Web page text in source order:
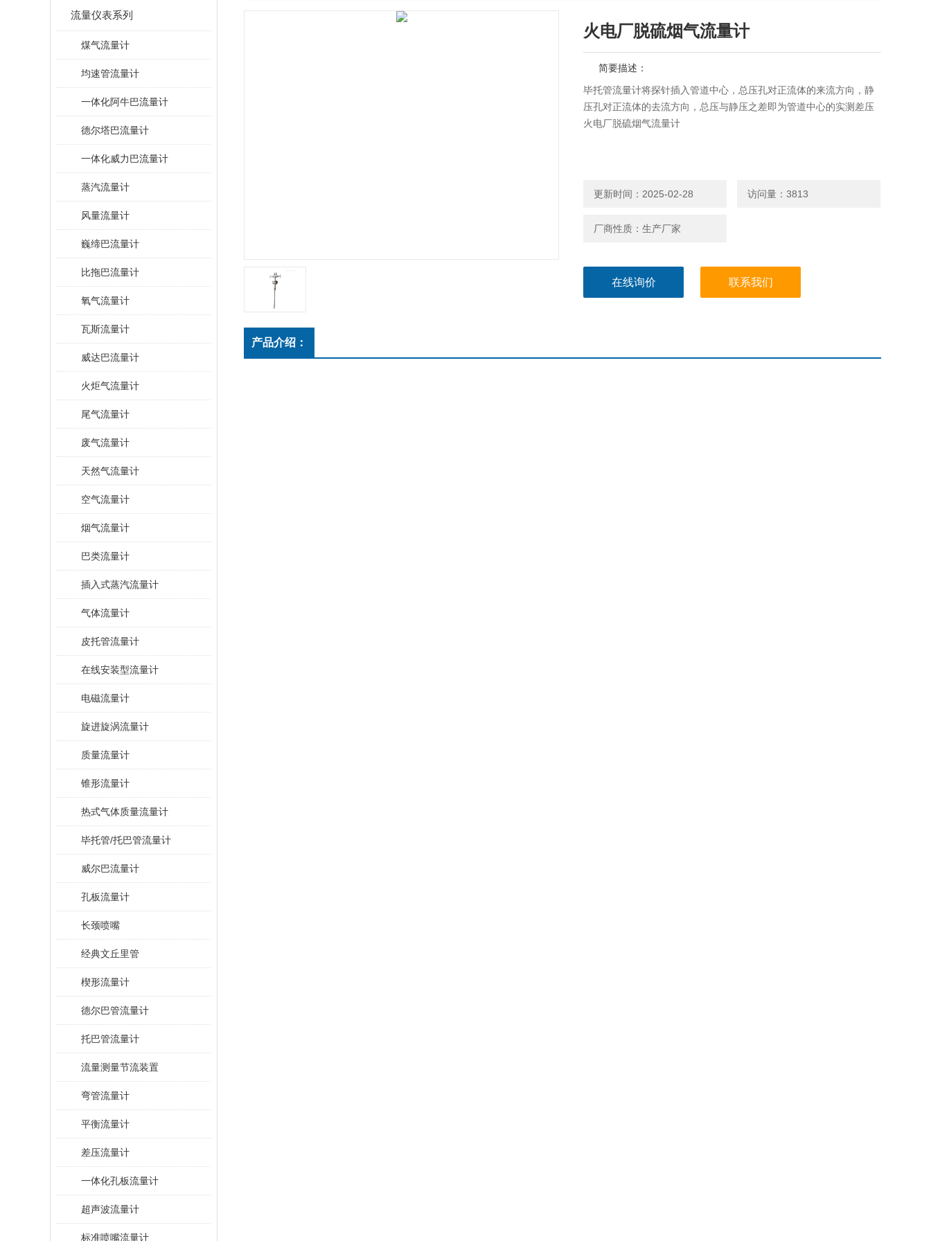
流量仪表系列
煤气流量计
均速管流量计
一体化阿牛巴流量计
德尔塔巴流量计
一体化威力巴流量计
蒸汽流量计
风量流量计
巍缔巴流量计
比拖巴流量计
氧气流量计
瓦斯流量计
威达巴流量计
火炬气流量计
尾气流量计
废气流量计
天然气流量计
空气流量计
烟气流量计
巴类流量计
插入式蒸汽流量计
气体流量计
皮托管流量计
在线安装型流量计
电磁流量计
旋进旋涡流量计
质量流量计
锥形流量计
热式气体质量流量计
毕托管/托巴管流量计
威尔巴流量计
孔板流量计
长颈喷嘴
经典文丘里管
楔形流量计
德尔巴管流量计
托巴管流量计
流量测量节流装置
弯管流量计
平衡流量计
差压流量计
一体化孔板流量计
超声波流量计
标准喷嘴流量计
火电厂脱硫烟气流量计
简要描述：
毕托管流量计将探针插入管道中心，总压孔对正流体的来流方向，静
压孔对正流体的去流方向，总压与静压之差即为管道中心的实测差压
火电厂脱硫烟气流量计
更新时间：2025-02-28 访问量：3813
厂商性质：生产厂家
在线询价 联系我们
产品介绍：